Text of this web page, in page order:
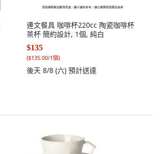
連文餐具 咖啡杯220cc 陶瓷咖啡杯
茶杯 簡約設計, 1個, 純白
$135
($135.00/1個)
後天 8/8 (六) 預計送達